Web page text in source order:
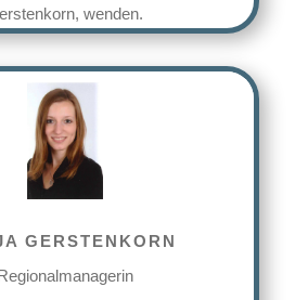
wenden.
GERSTENKORN